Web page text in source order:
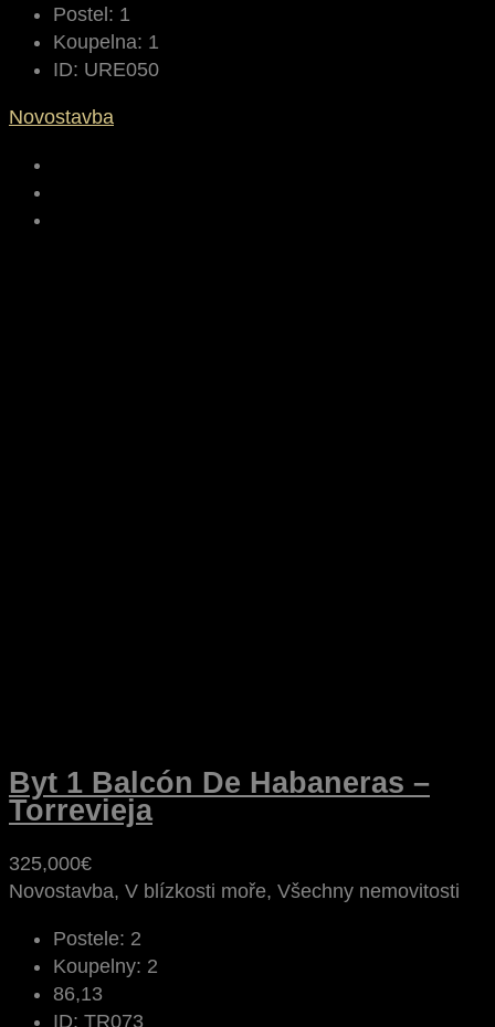
Postel: 1
Koupelna: 1
ID: URE050
Novostavba
Byt 1 Balcón De Habaneras –
Torrevieja
325,000€
Novostavba, V blízkosti moře, Všechny nemovitosti
Postele: 2
Koupelny: 2
86,13
ID: TR073